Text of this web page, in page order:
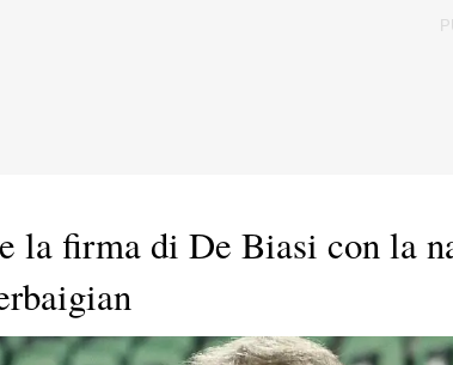
la firma di De Biasi con la